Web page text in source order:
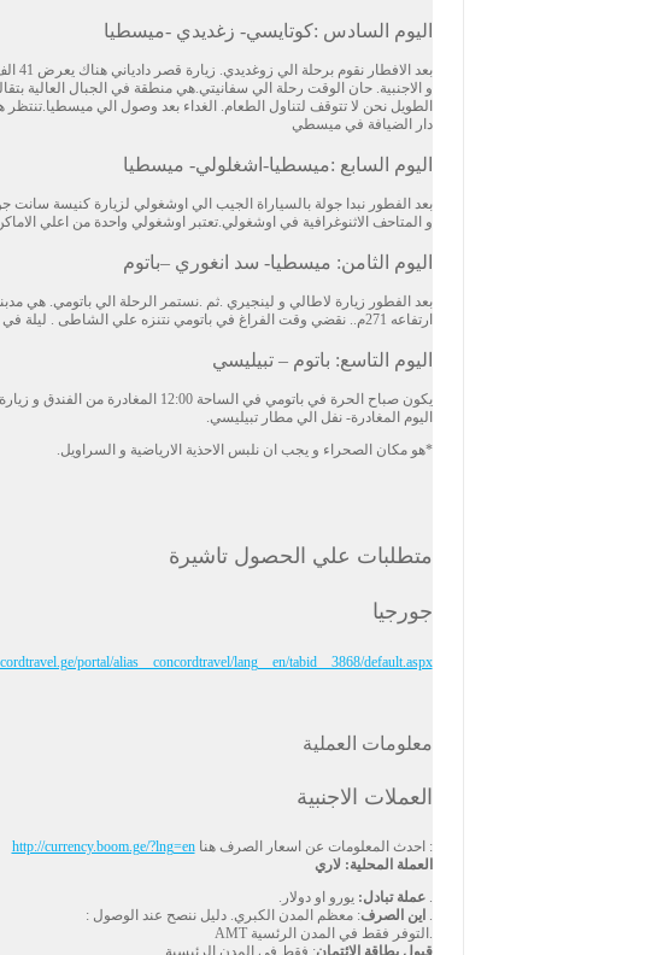
اليوم السادس :كوتايسي- زغديدي -ميسطيا
بعد
و الاجنبية. حان الوقت رحلة الي سفانيتي.هي منطقة في الجبال العالية
الطويل نحن لا تتوقف لتناول الطعام. الغداء بعد وصول الي
دار الضيافة في ميسطي
اليوم السابع :ميسطيا-اشغلولي- ميسطيا
و المتاحف الاثنوغرافية في اوشغولي.تعتبر اوشغولي واحدة من اعلي
اليوم الثامن: ميسطيا- سد انغوري –باتوم
بعد الفطور زيارة لاطالي و لينجيري .ثم .نستمر الرحلة الي باتومي. هي
ارتفاعه 271م.. نقضي وقت الفراغ في باتومي نتنزه علي الشاطى . ليلة في باتومي
اليوم التاسع: باتوم – تبيليسي
يكون صباح الحرة في باتومي في الساحة 12:00 المغادرة من الفندق و زيارة حديقة النباتات. رجوع الي تبيليسي. ليلة في تبيليسي.
اليوم المغادرة- نفل الي مطار تبيليسي.
*هو مكان الصحراء و يجب ان نلبس الاحذية الارياضية و السراويل.
متطلبات علي الحصول تاشيرة
جورجيا
portal/alias__concordtravel/lang__en/tabid__3868/default.aspx
معلومات العملية
العملات الاجنبية
: احدث المعلومات عن اسعار الصرف هناhttp://currency.boom.ge/?lng=en
العملة المحلية: لاري
.عملة تبادل: يورو او دولار.
. اين الصرف: معظم المدن الكبري. دليل ننصح عند الوصول :
.التوفر فقط في المدن الرئسية AMT